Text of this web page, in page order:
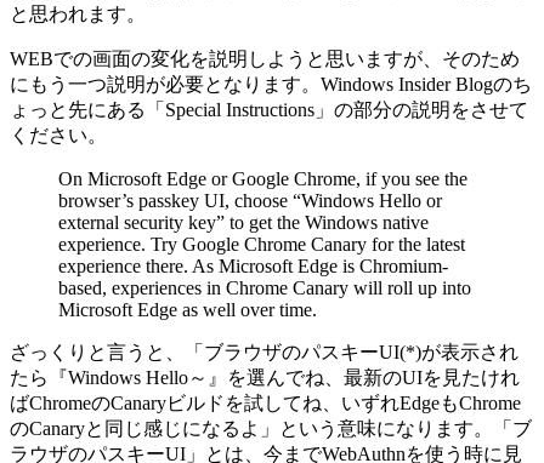
と思われます。
WEBでの画面の変化を説明しようと思いますが、そのため
にもう一つ説明が必要となります。Windows Insider Blogのち
ょっと先にある「Special Instructions」の部分の説明をさせて
ください。
On Microsoft Edge or Google Chrome, if you see the
browser’s passkey UI, choose “Windows Hello or
external security key” to get the Windows native
experience. Try Google Chrome Canary for the latest
experience there. As Microsoft Edge is Chromium-
based, experiences in Chrome Canary will roll up into
Microsoft Edge as well over time.
ざっくりと言うと、「ブラウザのパスキーUI(*)が表示され
たら『Windows Hello～』を選んでね、最新のUIを見たけれ
ばChromeのCanaryビルドを試してね、いずれEdgeもChrome
のCanaryと同じ感じになるよ」という意味になります。「ブ
ラウザのパスキーUI」とは、今までWebAuthnを使う時に見